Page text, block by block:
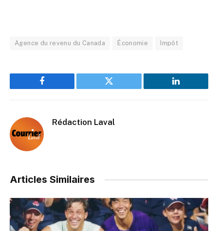
Agence du revenu du Canada Économie Impôt
Facebook Twitter LinkedIn
Rédaction Laval
Articles Similaires